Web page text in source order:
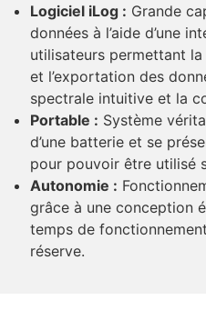
Logiciel iLog : Grande
données à l’aide d’une
utilisateurs permettant
et l’exportation des
spectrale intuitive et la
Portable : Système
d’une batterie et se
pour pouvoir être utilisé
Autonomie :
grâce à une conception
temps de
réserve.